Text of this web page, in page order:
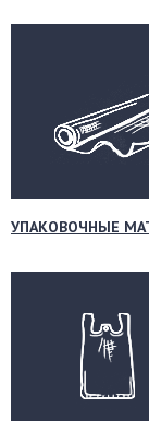
УПАКОВОЧНЫЕ